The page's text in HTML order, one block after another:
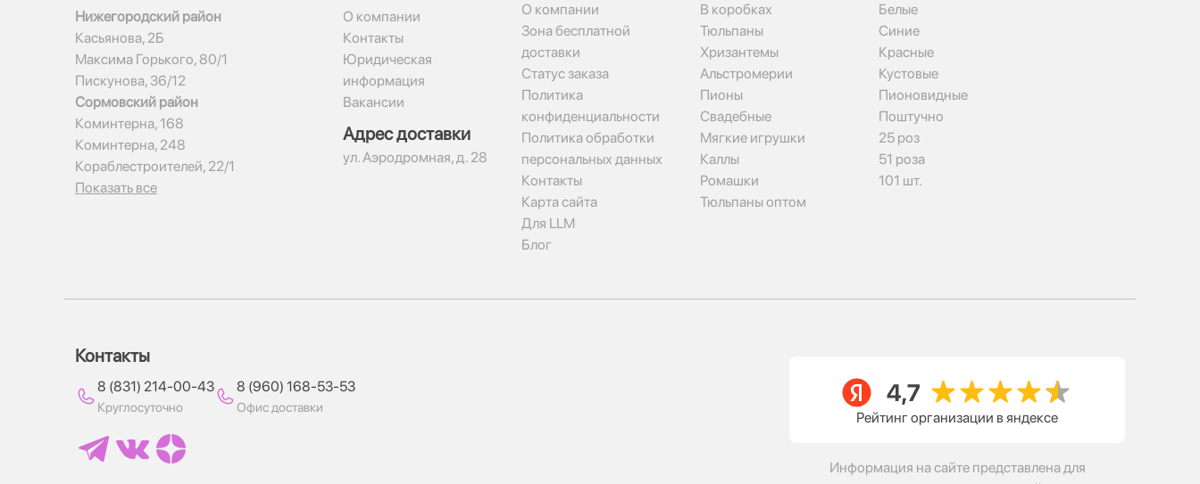
Нижегородский район
Касьянова, 2Б
Максима Горького, 80/1
Пискунова, 36/12
Сормовский район
Коминтерна, 168
Коминтерна, 248
Кораблестроителей, 22/1
Показать все
О компании
Контакты
Юридическая
информация
Вакансии
Адрес доставки
ул. Аэродромная, д. 28
О компании
Зона бесплатной
доставки
Статус заказа
Политика
конфиденциальности
Политика обработки
персональных данных
Контакты
Карта сайта
Для LLM
Блог
В коробках
Тюльпаны
Хризантемы
Альстромерии
Пионы
Свадебные
Мягкие игрушки
Каллы
Ромашки
Тюльпаны оптом
Белые
Синие
Красные
Кустовые
Пионовидные
Поштучно
25 роз
51 роза
101 шт.
Контакты
8 (831) 214-00-43
Круглосуточно
8 (960) 168-53-53
Офис доставки
Рейтинг организации в яндексе
Информация на сайте представлена для